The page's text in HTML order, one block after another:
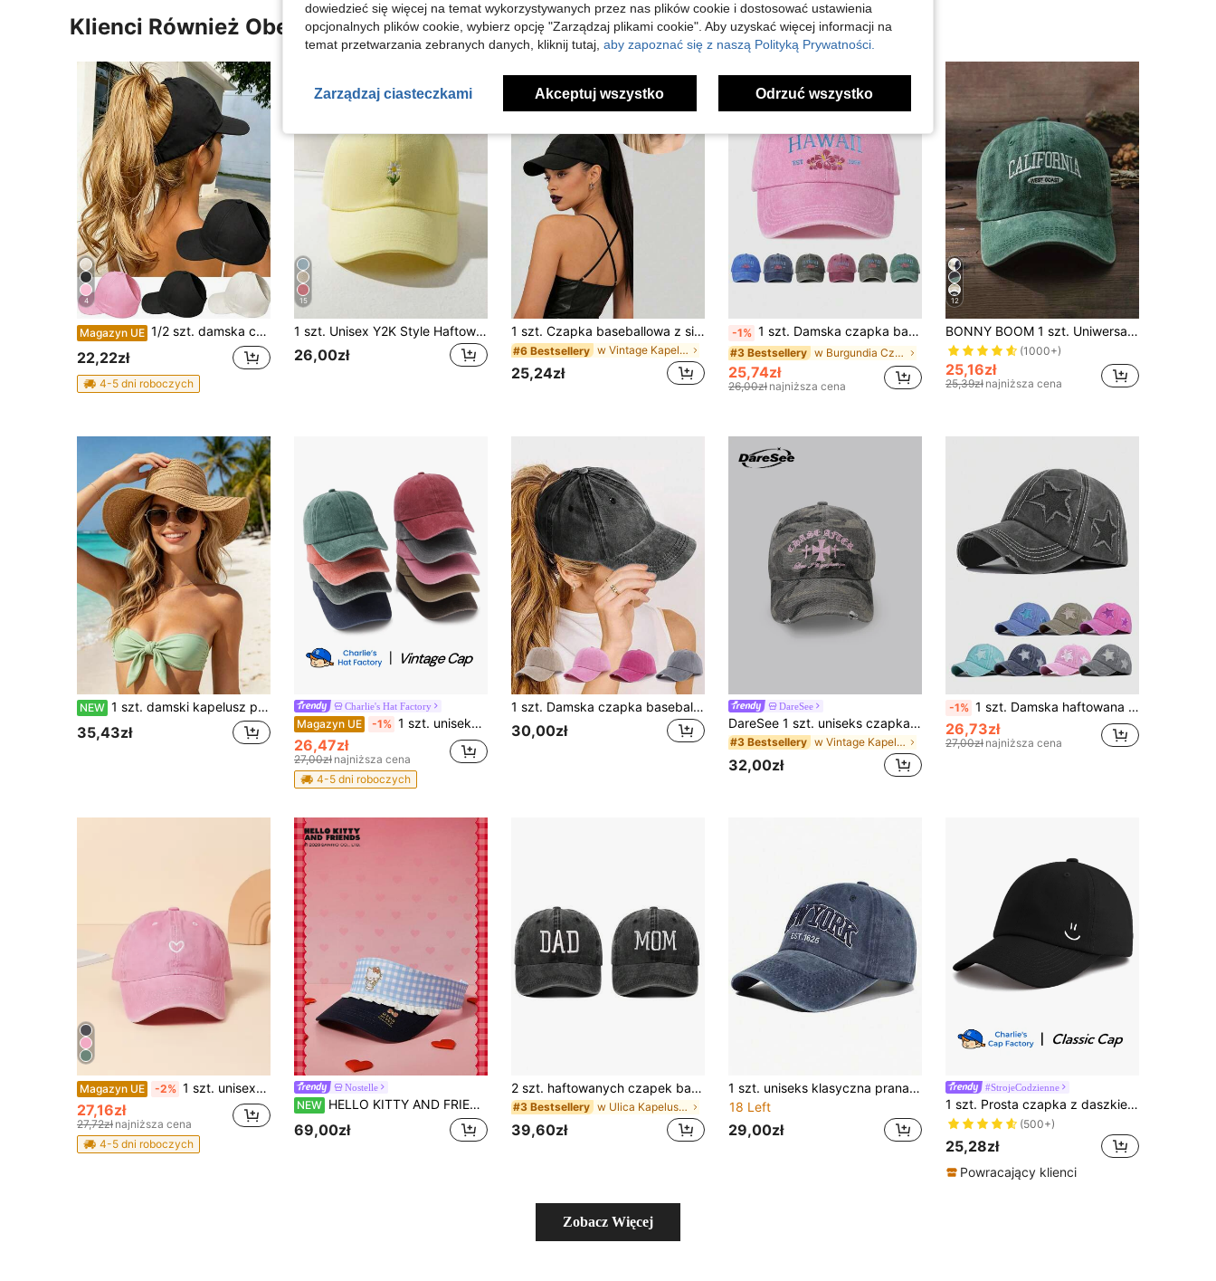
Klienci Również Obejrzeli
4
Magazyn UE 1/2 szt. damska czapka baseballówka z otworem na kucyk, casualowa czapka z daszkiem na niechlujny kok i kucyk, lekka, modna czapka przeciwsłoneczna, do sportu na świeżym powietrzu, na co dzień i na plażę
22,22zł
4-5 dni roboczych
15
1 szt. Unisex Y2K Style Haftowana czapka baseballowa Daisy Flower, swobodna, dojazdowa na zewnątrz, prosta czapka przeciwsłoneczna Y2K Design dla młodych ludzi
26,00zł
1 szt. Czapka baseballowa z siateczki w kratkę, regulowana, chroniąca przed słońcem, na co dzień, odpowiednia na wiosnę/jesień, podróże, plażę, w stylu retro Y2K, zaprojektowana dla młodych ludzi
#6 Bestsellery w Vintage Kapelusze Damskie
25,24zł
-1% 1 szt. Damska czapka baseballowa Hawaii Floral 1959 Washed, regulowana czapka przeciwsłoneczna na zewnątrz na wiosnę, jesień, podróż, wakacje na plaży, czapka w stylu Y2K na Halloween
#3 Bestsellery w Burgundia Czapka z daszkiem dla kobiet
25,74zł
26,00zł najniższa cena
12
BONNY BOOM 1 szt. Uniwersalna czapka baseballowa z daszkiem chroniąca przed słońcem, czapki typu trucker dla kobiet
(1000+)
25,16zł
25,39zł najniższa cena
NEW 1 szt. damski kapelusz plażowy w kolorze khaki z falistymi paskami i kokardką, elegancki i chroniący przed słońcem na wakacje na plaży
35,43zł
Charlie's Hat Factory
Magazyn UE -1% 1 szt. uniseks vintage baseballowa czapka typu dad, prana, jednolita, o minimalistycznym designie, miękka, odpowiednia do personalizacji DIY i na co dzień, estetyczna
26,47zł
27,00zł najniższa cena
4-5 dni roboczych
1 szt. Damska czapka baseballowa w stylu vintage z wysokim kucykiem, z przetarciami, klasyczny kapelusz z daszkiem chroniący przed słońcem, ochrona UV, codzienne noszenie na co dzień, uniwersalna, letnia, na plażę
30,00zł
DareSee
DareSee 1 szt. uniseks czapka baseballowa w stylu amerykańskim retro chic z kamuflażem i haftem krzyża, streetwear, uniwersalna na lato, festiwal muzyczny i powrót do szkoły
#3 Bestsellery w Vintage Kapelusze Damskie
32,00zł
-1% 1 szt. Damska haftowana czapka z 5-ramiennym kucykiem w kształcie gwiazdy, czapka z daszkiem w trudnej sytuacji, czapka rekreacyjna z ochroną przeciwsłoneczną odpowiednia na podróże wiosną/jesień, wakacje na plaży, męski kapelusz przeciwsłoneczny, kapelusz młodzieżowy w stylu Y2K
26,73zł
27,00zł najniższa cena
Magazyn UE -2% 1 szt. unisexowa czapka baseballowa z haftowanym sercem w stylu vintage, regulowana, codzienna czapka dla taty, odpowiednia do noszenia na co dzień, na świeżym powietrzu, podczas uprawiania sportu i na wakacjach
27,16zł
27,72zł najniższa cena
4-5 dni roboczych
Nostelle
NEW HELLO KITTY AND FRIENDS | SHEIN Damski top z haftem, w niebiesko-białą kratę, z koronką, z pustym kapeluszem, odpowiedni na wyjścia na zewnątrz
69,00zł
2 szt. haftowanych czapek baseballowych z napisem "Mama" i "Tata", oddychające, modne, unisexowe, odpowiednie do podróży i aktywności na świeżym powietrzu
#3 Bestsellery w Ulica Kapelusze Damskie
39,60zł
1 szt. uniseks klasyczna prana czapka bejsbolówka z haftem "NEW YORK", regulowana, casualowa, do ochrony przed słońcem na zewnątrz
18 Left
29,00zł
#StrojeCodzienne
1 szt. Prosta czapka z daszkiem z nadrukiem uśmiechniętej twarzy - miękka, 6-panelowa, do codziennego noszenia, casualowa, uliczna czapka dla mężczyzn i kobiet
(500+)
25,28zł
Powracający klienci
Zobacz Więcej
dowiedzieć się więcej na temat wykorzystywanych przez nas plików cookie i dostosować ustawienia
opcjonalnych plików cookie, wybierz opcję "Zarządzaj plikami cookie". Aby uzyskać więcej informacji na
temat przetwarzania zebranych danych, kliknij tutaj, aby zapoznać się z naszą Polityką Prywatności.
Zarządzaj ciasteczkami Akceptuj wszystko Odrzuć wszystko